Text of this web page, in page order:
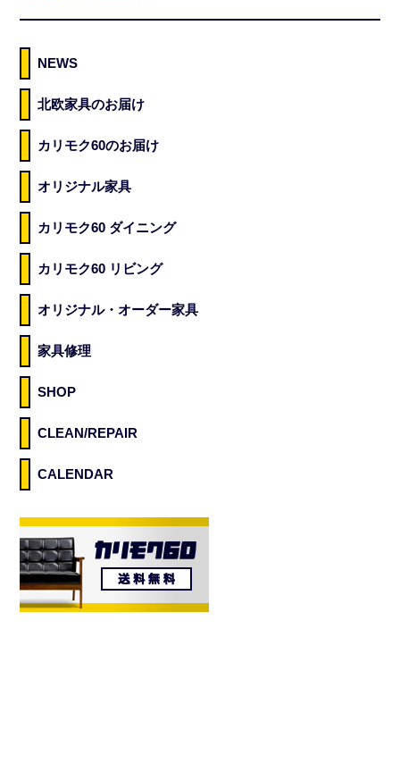
NEWS
北欧家具のお届け
カリモク60のお届け
オリジナル家具
カリモク60 ダイニング
カリモク60 リビング
オリジナル・オーダー家具
家具修理
SHOP
CLEAN/REPAIR
CALENDAR